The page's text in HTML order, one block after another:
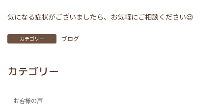
気になる症状がございましたら、お気軽にご相談ください😌
カテゴリー ブログ
カテゴリー
お客様の声